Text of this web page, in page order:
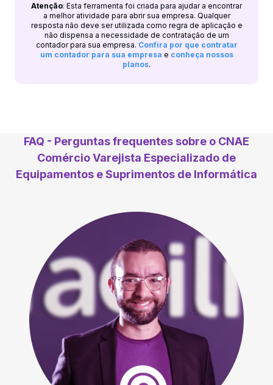
Atenção: Esta ferramenta foi criada para ajudar a encontrar
a melhor atividade para abrir sua empresa. Qualquer
resposta não deve ser utilizada como regra de aplicação e
não dispensa a necessidade de contratação de um
contador para sua empresa. Confira por que contratar
um contador para sua empresa e conheça nossos
planos.
FAQ - Perguntas frequentes sobre o CNAE
Comércio Varejista Especializado de
Equipamentos e Suprimentos de Informática